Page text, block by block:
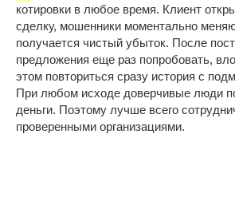
котировки в любое время. Клиент
сделку, мошенники моментально
получается чистый убыток. После
предложения еще раз попробовать,
этом повториться сразу история с
При любом исходе доверчивые люди
деньги. Поэтому лучше всего
проверенными организациями.